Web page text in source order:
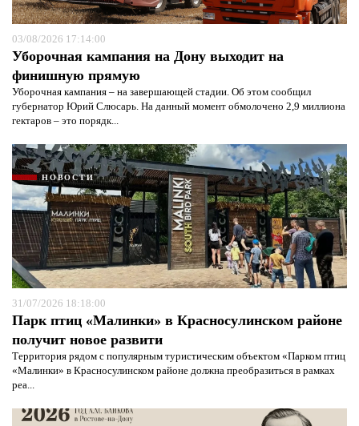
03/08/2026 17:14:00
Уборочная кампания на Дону выходит на
финишную прямую
Уборочная кампания – на завершающей стадии. Об этом сообщил
губернатор Юрий Слюсарь. На данный момент обмолочено 2,9 миллиона
гектаров – это порядк...
НОВОСТИ
31/07/2026 18:18:00
Парк птиц «Малинки» в Красносулинском районе
получит новое развити
Территория рядом с популярным туристическим объектом «Парком птиц
«Малинки» в Красносулинском районе должна преобразиться в рамках
реа...